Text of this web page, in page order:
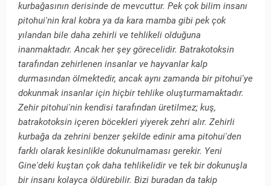
kurbağasının derisinde de mevcuttur. Pek çok bilim insanı
pitohui'nin kral kobra ya da kara mamba gibi pek çok
yılandan bile daha zehirli ve tehlikeli olduğuna
inanmaktadır. Ancak her şey görecelidir. Batrakotoksin
tarafından zehirlenen insanlar ve hayvanlar kalp
durmasından ölmektedir, ancak aynı zamanda bir pitohui'ye
dokunmak insanlar için hiçbir tehlike oluşturmamaktadır.
Zehir pitohui'nin kendisi tarafından üretilmez; kuş,
batrakotoksin içeren böcekleri yiyerek zehri alır. Zehirli
kurbağa da zehrini benzer şekilde edinir ama pitohui'den
farklı olarak kesinlikle dokunulmaması gerekir. Yeni
Gine'deki kuştan çok daha tehlikelidir ve tek bir dokunuşla
bir insanı kolayca öldürebilir. Bizi buradan da takip